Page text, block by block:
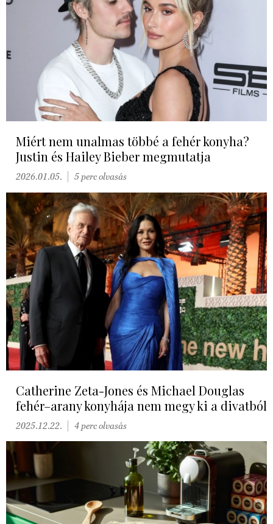
Miért nem unalmas többé a fehér konyha?
Justin és Hailey Bieber megmutatja
2026.01.05. 5 perc olvasás
Catherine Zeta-Jones és Michael Douglas
fehér–arany konyhája nem megy ki a divatból
2025.12.22. 4 perc olvasás